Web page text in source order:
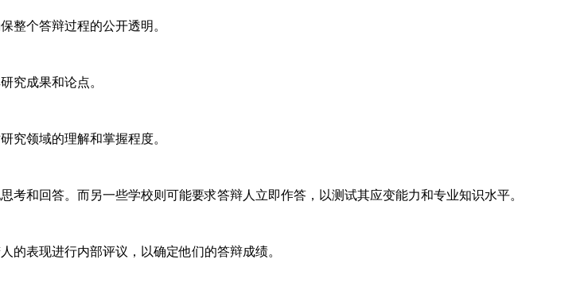
整个答辩过程的公开透明。
究成果和论点。
究领域的理解和掌握程度。
和回答。而另一些学校则可能要求答辩人立即作答，以测试其应变能力和专业知识水平。
的表现进行内部评议，以确定他们的答辩成绩。